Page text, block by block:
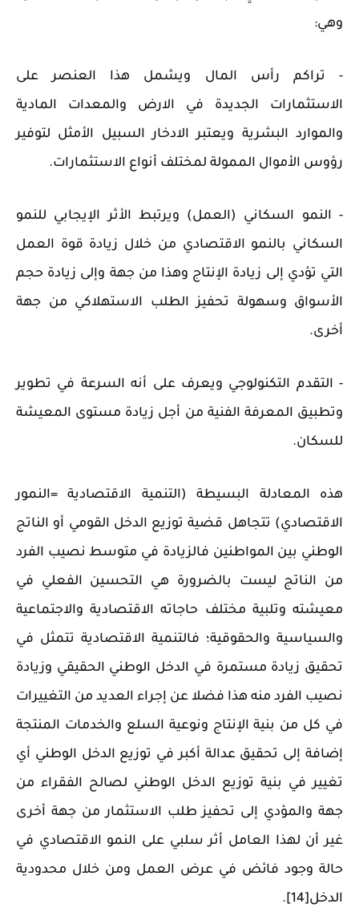
وهي:
- تراكم رأس المال ويشمل هذا العنصر على
الاستثمارات الجديدة في الارض والمعدات المادية
والموارد البشرية ويعتبر الادخار السبيل الأمثل لتوفير
رؤوس الأموال الممولة لمختلف أنواع الاستثمارات.
- النمو السكاني (العمل) ويرتبط الأثر الإيجابي للنمو
السكاني بالنمو الاقتصادي من خلال زيادة قوة العمل
التي تؤدي إلى زيادة الإنتاج وهذا من جهة وإلى زيادة حجم
الأسواق وسهولة تحفيز الطلب الاستهلاكي من جهة
أخرى.
- التقدم التكنولوجي ويعرف على أنه السرعة في تطوير
وتطبيق المعرفة الفنية من أجل زيادة مستوى المعيشة
للسكان.
هذه المعادلة البسيطة (التنمية الاقتصادية =النمور
الاقتصادي) تتجاهل قضية توزيع الدخل القومي أو الناتج
الوطني بين المواطنين فالزيادة في متوسط نصيب الفرد
من الناتج ليست بالضرورة هي التحسين الفعلي في
معيشته وتلبية مختلف حاجاته الاقتصادية والاجتماعية
والسياسية والحقوقية؛ فالتنمية الاقتصادية تتمثل في
تحقيق زيادة مستمرة في الدخل الوطني الحقيقي وزيادة
نصيب الفرد منه هذا فضلا عن إجراء العديد من التغييرات
في كل من بنية الإنتاج ونوعية السلع والخدمات المنتجة
إضافة إلى تحقيق عدالة أكبر في توزيع الدخل الوطني أي
تغيير في بنية توزيع الدخل الوطني لصالح الفقراء من
جهة والمؤدي إلى تحفيز طلب الاستثمار من جهة أخرى
غير أن لهذا العامل أثر سلبي على النمو الاقتصادي في
حالة وجود فائض في عرض العمل ومن خلال محدودية
الدخل[14].